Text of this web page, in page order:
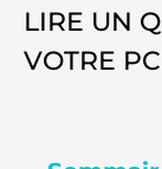
LIRE UN
VOTRE PC